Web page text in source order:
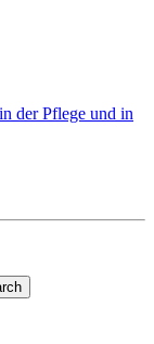
der Pflege und in